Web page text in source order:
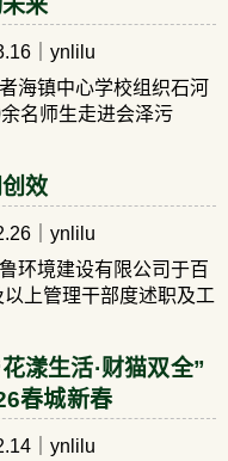
来
｜ynlilu
海镇中心学校组织石河
名师生走进会泽污
效
｜ynlilu
环境建设有限公司于百
上管理干部度述职及工
漾生活·财猫双全”
春城新春
｜ynlilu